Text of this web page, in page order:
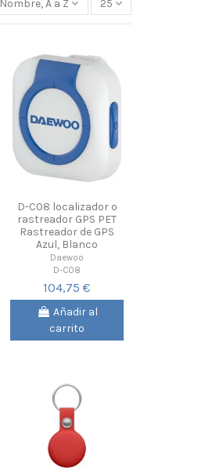
Nombre, A a Z 25
D-C08 localizador o
rastreador GPS PET
Rastreador de GPS
Azul, Blanco
Daewoo
D-C08
104,75 €
Añadir al
carrito